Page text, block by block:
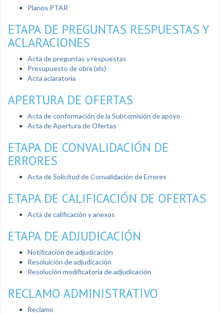
Planos PTAR
ETAPA DE PREGUNTAS RESPUESTAS Y
ACLARACIONES
Acta de preguntas y respuestas
Presupuesto de obra (xls)
Acta aclaratoria
APERTURA DE OFERTAS
Acta de conformación de la Subcomisión de apoyo
Acta de Apertura de Ofertas
ETAPA DE CONVALIDACIÓN DE
ERRORES
Acta de Solicitud de Convalidación de Errores
ETAPA DE CALIFICACIÓN DE OFERTAS
Acta de calificación y anexos
ETAPA DE ADJUDICACIÓN
Notificación de adjudicación
Resoluición de adjudicación
Resolución modificatoria de adjudicación
RECLAMO ADMINISTRATIVO
Reclamo